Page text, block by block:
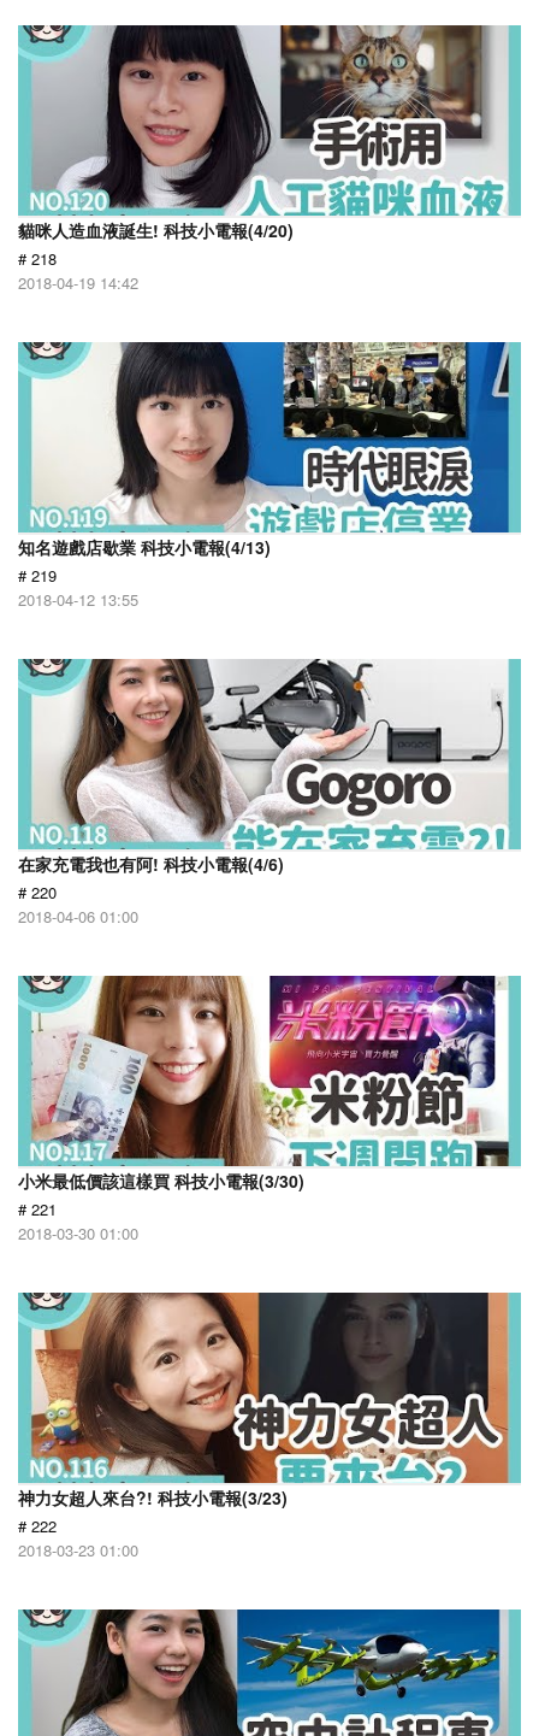
貓咪人造血液誕生! 科技小電報(4/20)
# 218
2018-04-19 14:42
知名遊戲店歇業 科技小電報(4/13)
# 219
2018-04-12 13:55
在家充電我也有阿! 科技小電報(4/6)
# 220
2018-04-06 01:00
小米最低價該這樣買 科技小電報(3/30)
# 221
2018-03-30 01:00
神力女超人來台?! 科技小電報(3/23)
# 222
2018-03-23 01:00